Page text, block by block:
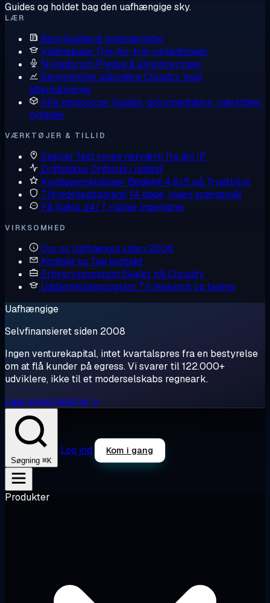
Guides og holdet bag den uafhængige sky.
LÆR
Blog Guides & ingeniørnoter
Vidensbase Trin-for-trin-vejledninger
Nyhedsrum Presse & annonceringer
Sammenlign udbydereCloudzy mod
alternativerne
Alle ressourcer Guides, dokumentation, værktøjer,
nyheder
VÆRKTØJER & TILLID
Spejlet Test vores netværk fra din IP
Driftstatus Driftstid i realtid
Kundeanmeldelser Bedømt 4,6/5 på Trustpilot
Tilfredshedsgaranti 14 dage, ingen spørgsmål
Få hjælp 24/7, rigtige ingeniører
VIRKSOMHED
Om os Uafhængig siden 2008
Kontakt os Tag kontakt
Erhvervsprogram Skalér på Cloudzy
Uddannelsesprogram Til research og teams
Uafhængige
Selvfinansieret siden 2008
Ingen venturekapital, intet kvartalspres fra en bestyrelse
om at flå kunder på egress. Vi svarer til 122.000+
udviklere, ikke til et moderselskabs regneark.
Læs vores historie →
Søgning ⌘K
Log ind Kom i gang
Produkter